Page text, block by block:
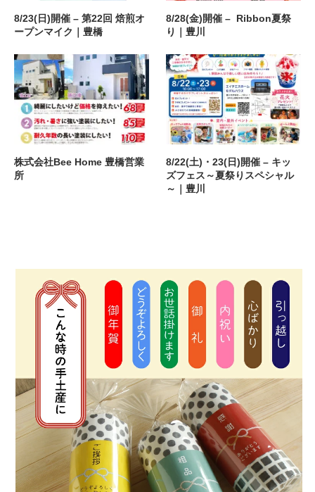
8/23(日)開催 – 第22回 焙煎オ
ープンマイク｜豊橋
8/28(金)開催 – Ribbon夏祭
り｜豊川
株式会社Bee Home 豊橋営業
所
8/22(土)・23(日)開催 – キッ
ズフェス～夏祭りスペシャル
～｜豊川